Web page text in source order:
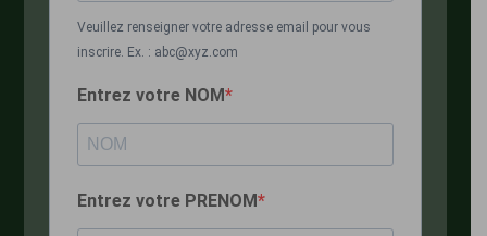
Veuillez renseigner votre adresse email pour vous
inscrire. Ex. : abc@xyz.com
Entrez votre NOM
Entrez votre PRENOM